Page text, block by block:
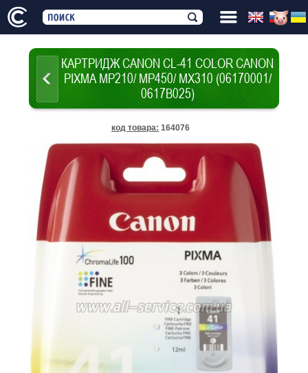
КАРТРИДЖ CANON CL-41 COLOR CANON
PIXMA MP210/ MP450/ MX310 (06170001/
0617B025)
код товара: 164076